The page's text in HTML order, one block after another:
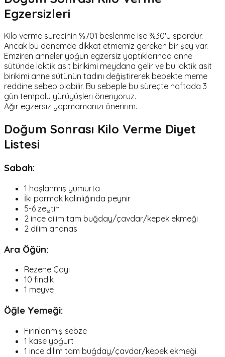
Egzersizleri
Kilo verme sürecinin %70'i beslenme ise %30'u spordur.
Ancak bu dönemde dikkat etmemiz gereken bir şey var.
Emziren anneler yoğun egzersiz yaptıklarında anne
sütünde laktik asit birikimi meydana gelir ve bu laktik asit
birikimi anne sütünün tadını değiştirerek bebekte meme
reddine sebep olabilir. Bu sebeple bu süreçte haftada 3
gün tempolu yürüyüşleri öneriyoruz.
Ağır egzersiz yapmamanızı öneririm.
Doğum Sonrası Kilo Verme Diyet
Listesi
Sabah:
1 haşlanmış yumurta
İki parmak kalınlığında peynir
5-6 zeytin
2 ince dilim tam buğday/çavdar/kepek ekmeği
2 dilim ananas
Ara Öğün:
Rezene Çayı
10 fındık
1 meyve
Öğle Yemeği:
Fırınlanmış sebze
1 kase yoğurt
1 ince dilim tam buğday/çavdar/kepek ekmeği